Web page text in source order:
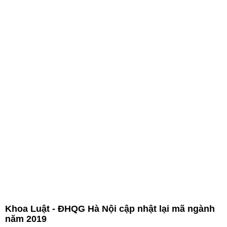
Khoa Luật - ĐHQG Hà Nội cập nhật lại mã ngành
năm 2019